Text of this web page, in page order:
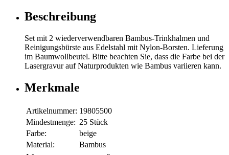
Beschreibung
Set mit 2 wiederverwendbaren Bambus-Trinkhalmen und
Reinigungsbürste aus Edelstahl mit Nylon-Borsten. Lieferung
im Baumwollbeutel. Bitte beachten Sie, dass die Farbe bei der
Lasergravur auf Naturprodukten wie Bambus variieren kann.
Merkmale
Artikelnummer: 19805500
Mindestmenge: 25 Stück
Farbe:
beige
Material:
Bambus